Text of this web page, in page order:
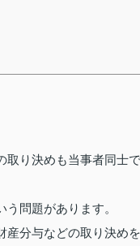
取り決めも当事者同士で
問題があります。
産分与などの取り決めを